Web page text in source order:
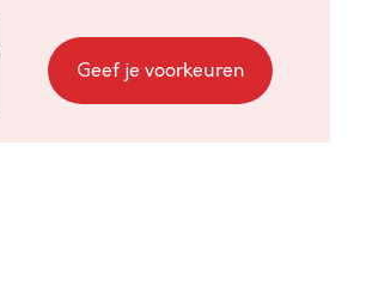
Geef je voorkeuren